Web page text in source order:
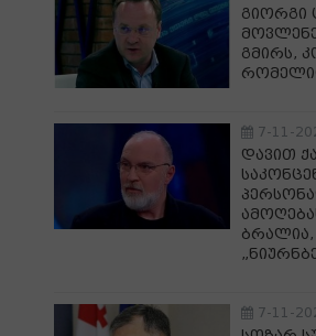
გიორგი
გმირს,
7-11-
დავით
7-11-